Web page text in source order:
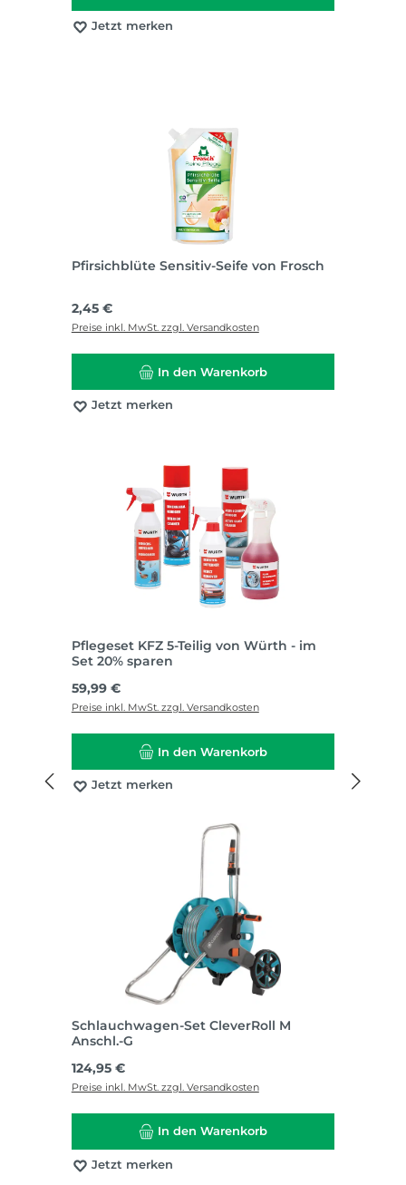
Jetzt merken
Pfirsichblüte Sensitiv-Seife von Frosch
Regulärer Preis:
2,45 €
Preise inkl. MwSt. zzgl. Versandkosten
In den Warenkorb
Jetzt merken
Pflegeset KFZ 5-Teilig von Würth - im
Set 20% sparen
Regulärer Preis:
59,99 €
Preise inkl. MwSt. zzgl. Versandkosten
In den Warenkorb
Jetzt merken
Schlauchwagen-Set CleverRoll M
Anschl.-G
Regulärer Preis:
124,95 €
Preise inkl. MwSt. zzgl. Versandkosten
In den Warenkorb
Jetzt merken